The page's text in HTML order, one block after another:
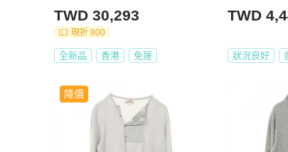
TWD 30,293
現折 800
全新品 香港 免運
TWD
狀況良好
降價